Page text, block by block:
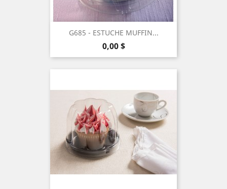
G685 - ESTUCHE MUFFIN...
Precio
0,00 $